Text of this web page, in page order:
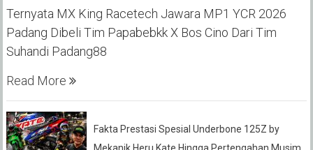
Ternyata MX King Racetech Jawara MP1 YCR 2026
Padang Dibeli Tim Papabebkk X Bos Cino Dari Tim
Suhandi Padang88
Read More
Fakta Prestasi Spesial Underbone 125Z by